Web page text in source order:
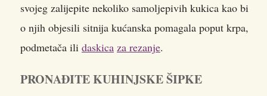
svojeg zalijepite nekoliko samoljepivih kukica kao bi
o njih objesili sitnija kućanska pomagala poput krpa,
podmetača ili daskica za rezanje.
PRONAĐITE KUHINJSKE ŠIPKE